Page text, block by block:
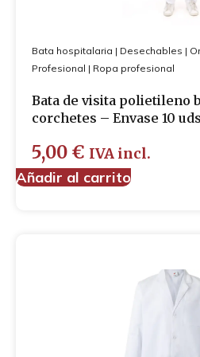
Bata hospitalaria | Desechables |
Profesional | Ropa profesional
Bata de visita polietileno
corchetes – Envase 10
5,00 € IVA incl.
Añadir al carrito